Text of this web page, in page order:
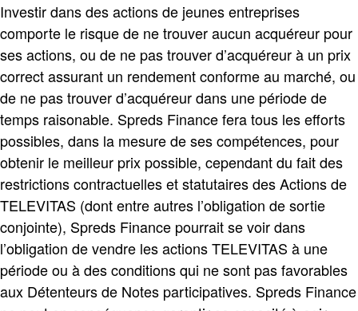
Investir dans des actions de jeunes entreprises
comporte le risque de ne trouver aucun acquéreur pour
ses actions, ou de ne pas trouver d’acquéreur à un prix
correct assurant un rendement conforme au marché, ou
de ne pas trouver d’acquéreur dans une période de
temps raisonable. Spreds Finance fera tous les efforts
possibles, dans la mesure de ses compétences, pour
obtenir le meilleur prix possible, cependant du fait des
restrictions contractuelles et statutaires des Actions de
TELEVITAS (dont entre autres l’obligation de sortie
conjointe), Spreds Finance pourrait se voir dans
l’obligation de vendre les actions TELEVITAS à une
période ou à des conditions qui ne sont pas favorables
aux Détenteurs de Notes participatives. Spreds Finance